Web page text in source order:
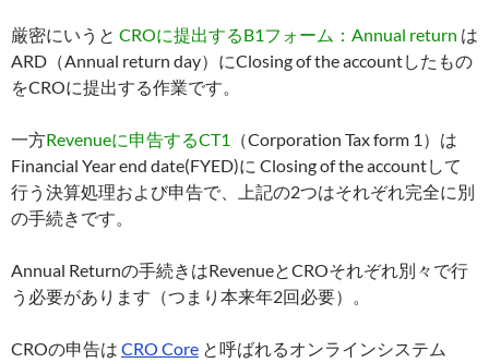
厳密にいうと CROに提出するB1フォーム：Annual return は
ARD（Annual return day）にClosing of the accountしたもの
をCROに提出する作業です。
一方Revenueに申告するCT1
（Corporation Tax form 1）は
Financial Year end date(FYED)に Closing of the accountして
行う決算処理および申告で、上記の2つはそれぞれ完全に別
の手続きです。
Annual Returnの手続きはRevenueとCROそれぞれ別々で行
う必要があります（つまり本来年2回必要）。
CROの申告は CRO Core と呼ばれるオンラインシステム